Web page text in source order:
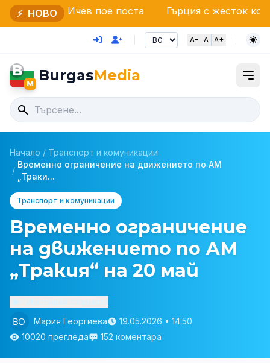
⚡ НОВО
пое поста Гърция с жесток контрол:
A- A A+
B
M BurgasMedia
Начало / Транспорт и комуникации
/
Временно ограничение на движението по АМ
„Траки...
Транспорт и комуникации
Временно ограничение
на движението по АМ
„Тракия“ на 20 май
Мария Георгиева
19.05.2026 • 14:50
10020 прегледа
152 коментара